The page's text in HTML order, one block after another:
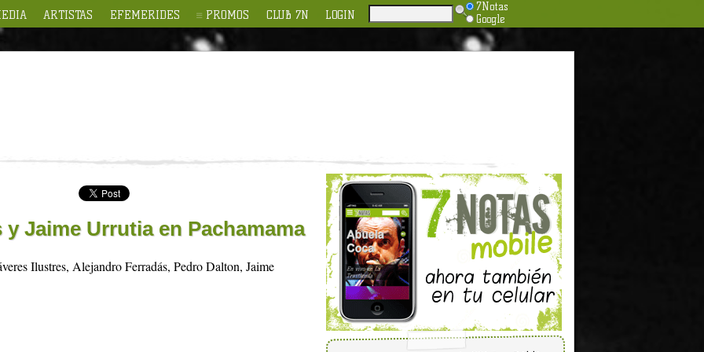
ARTISTAS EFEMERIDES PROMOS CLUB 7N LOGIN
7Notas
Google
Jaime Urrutia en Pachamama
Ilustres, Alejandro Ferradás, Pedro Dalton, Jaime